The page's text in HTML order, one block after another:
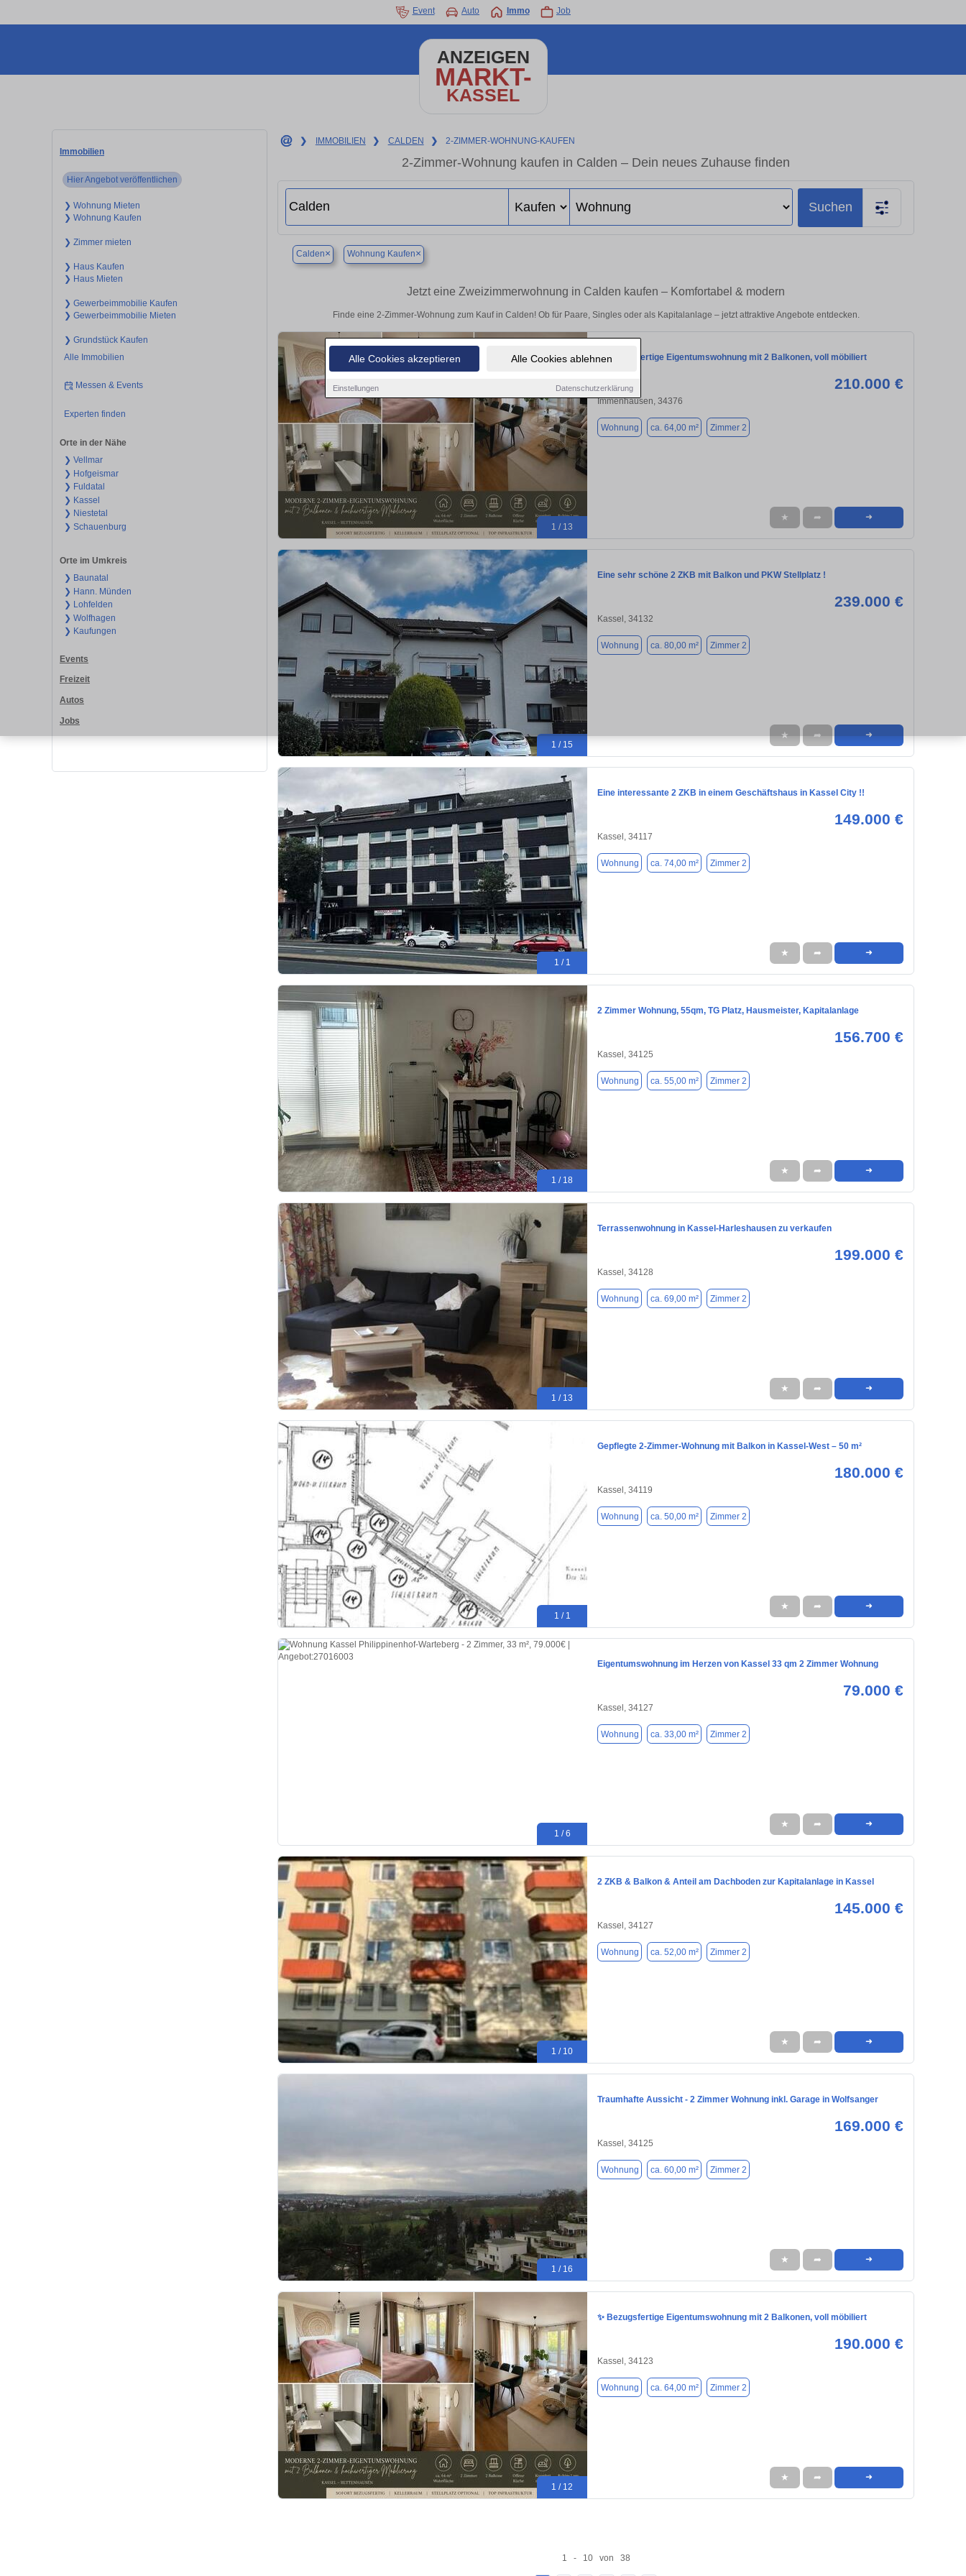
Alle Cookies akzeptieren Alle Cookies ablehnen
Einstellungen Datenschutzerklärung
Event Auto Immo Job
ANZEIGEN
MARKT-
KASSEL
Immobilien
Hier Angebot veröffentlichen
❯ Wohnung Mieten
❯ Wohnung Kaufen
❯ Zimmer mieten
❯ Haus Kaufen
❯ Haus Mieten
❯ Gewerbeimmobilie Kaufen
❯ Gewerbeimmobilie Mieten
❯ Grundstück Kaufen
Alle Immobilien
Messen & Events
Experten finden
Orte in der Nähe
❯ Vellmar
❯ Hofgeismar
❯ Fuldatal
❯ Kassel
❯ Niestetal
❯ Schauenburg
Orte im Umkreis
❯ Baunatal
❯ Hann. Münden
❯ Lohfelden
❯ Wolfhagen
❯ Kaufungen
Events
Freizeit
Autos
Jobs
❯ IMMOBILIEN ❯ CALDEN ❯ 2-ZIMMER-WOHNUNG-KAUFEN
2-Zimmer-Wohnung kaufen in Calden – Dein neues Zuhause finden
Suchen
Calden× Wohnung Kaufen×
Jetzt eine Zweizimmerwohnung in Calden kaufen – Komfortabel & modern
Finde eine 2-Zimmer-Wohnung zum Kauf in Calden! Ob für Paare, Singles oder als Kapitalanlage – jetzt attraktive Angebote entdecken.
1 / 13
✨ Bezugsfertige Eigentumswohnung mit 2 Balkonen, voll möbiliert
210.000 €
Immenhausen, 34376
Wohnung ca. 64,00 m² Zimmer 2
★ ➦ ➜
1 / 15
Eine sehr schöne 2 ZKB mit Balkon und PKW Stellplatz !
239.000 €
Kassel, 34132
Wohnung ca. 80,00 m² Zimmer 2
★ ➦ ➜
1 / 1
Eine interessante 2 ZKB in einem Geschäftshaus in Kassel City !!
149.000 €
Kassel, 34117
Wohnung ca. 74,00 m² Zimmer 2
★ ➦ ➜
1 / 18
2 Zimmer Wohnung, 55qm, TG Platz, Hausmeister, Kapitalanlage
156.700 €
Kassel, 34125
Wohnung ca. 55,00 m² Zimmer 2
★ ➦ ➜
1 / 13
Terrassenwohnung in Kassel-Harleshausen zu verkaufen
199.000 €
Kassel, 34128
Wohnung ca. 69,00 m² Zimmer 2
★ ➦ ➜
1 / 1
Gepflegte 2-Zimmer-Wohnung mit Balkon in Kassel-West – 50 m²
180.000 €
Kassel, 34119
Wohnung ca. 50,00 m² Zimmer 2
★ ➦ ➜
1 / 6
Eigentumswohnung im Herzen von Kassel 33 qm 2 Zimmer Wohnung
79.000 €
Kassel, 34127
Wohnung ca. 33,00 m² Zimmer 2
★ ➦ ➜
1 / 10
2 ZKB & Balkon & Anteil am Dachboden zur Kapitalanlage in Kassel
145.000 €
Kassel, 34127
Wohnung ca. 52,00 m² Zimmer 2
★ ➦ ➜
1 / 16
Traumhafte Aussicht - 2 Zimmer Wohnung inkl. Garage in Wolfsanger
169.000 €
Kassel, 34125
Wohnung ca. 60,00 m² Zimmer 2
★ ➦ ➜
1 / 12
✨ Bezugsfertige Eigentumswohnung mit 2 Balkonen, voll möbiliert
190.000 €
Kassel, 34123
Wohnung ca. 64,00 m² Zimmer 2
★ ➦ ➜
1 - 10 von 38